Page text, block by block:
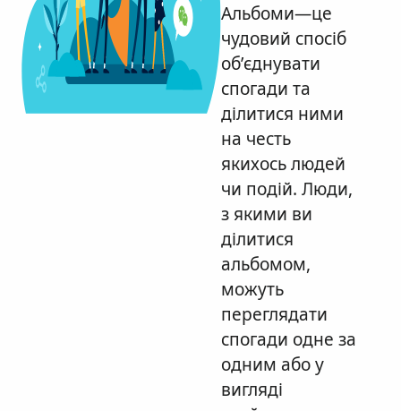
Альбоми—це
чудовий спосіб
об’єднувати
спогади та
ділитися ними
на честь
якихось людей
чи подій. Люди,
з якими ви
ділитися
альбомом,
можуть
переглядати
спогади одне за
одним або у
вигляді